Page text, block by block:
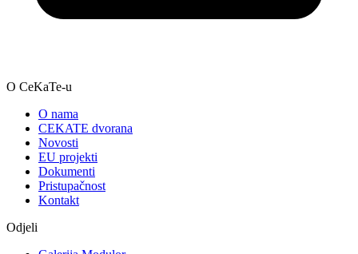
O CeKaTe-u
O nama
CEKATE dvorana
Novosti
EU projekti
Dokumenti
Pristupačnost
Kontakt
Odjeli